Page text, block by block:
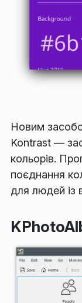
Новим
Kontrast —
кольорів.
поєднання
для людей із